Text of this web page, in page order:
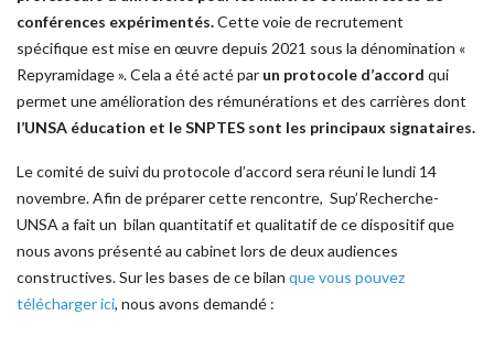
conférences expérimentés.Cette voie de recrutement
spécifique est mise en œuvre depuis 2021 sous la dénomination «
Repyramidage ». Cela a été acté par un protocole d’accord qui
permet une amélioration des rémunérations et des carrières dont
l’UNSA éducation et le SNPTES sont les principaux signataires.
Le comité de suivi du protocole d’accord sera réuni le lundi 14
novembre. Afin de préparer cette rencontre, Sup’Recherche-
UNSA a fait un bilan quantitatif et qualitatif de ce dispositif que
nous avons présenté au cabinet lors de deux audiences
constructives. Sur les bases de ce bilan que vous pouvez
télécharger ici, nous avons demandé :